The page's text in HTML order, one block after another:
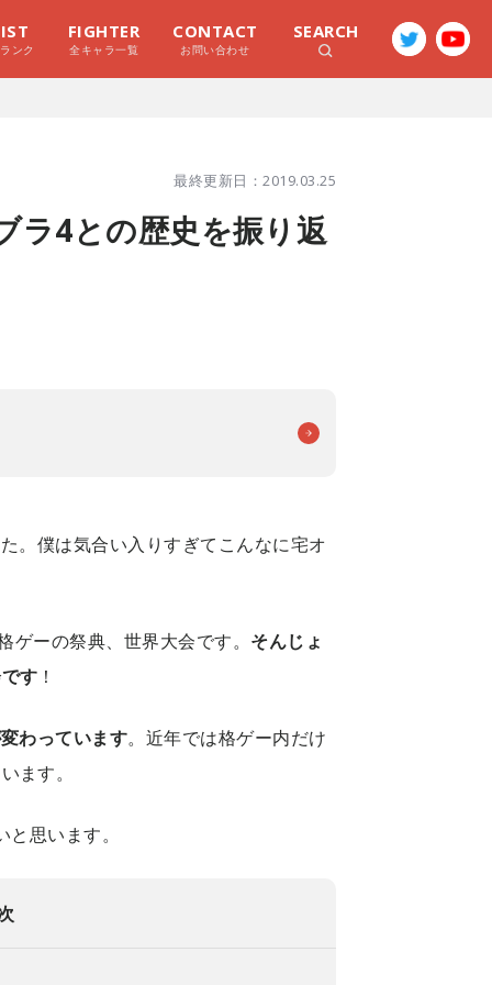
ンク
FIGHTER
全キャラ一覧
CONTACT
お問い合わせ
SEARCH
最終更新日：2019.03.25
ラ4との歴史を振り返
。僕は気合い入りすぎてこんなに宅オ
ーの祭典、世界大会です。 そんじょ
す ！
わっています。近年では格ゲー内だけ
ます。
思います。